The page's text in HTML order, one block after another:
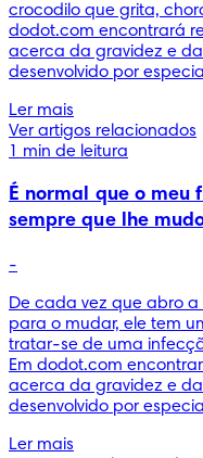
crocodilo que grita,
dodot.com encontrará
acerca da gravidez e
desenvolvido por
Ler mais
Ver artigos relacionados
1 min de leitura
É normal que o meu
sempre que lhe
-
De cada vez que abro
para o mudar, ele tem
tratar-se de uma
Em dodot.com
acerca da gravidez e
desenvolvido por
Ler mais